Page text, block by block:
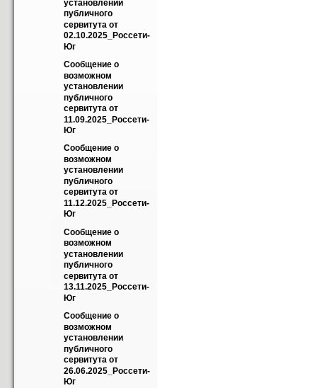
установлении
публичного
сервитута от
02.10.2025_Россети-
Юг
Сообщение о
возможном
установлении
публичного
сервитута от
11.09.2025_Россети-
Юг
Сообщение о
возможном
установлении
публичного
сервитута от
11.12.2025_Россети-
Юг
Сообщение о
возможном
установлении
публичного
сервитута от
13.11.2025_Россети-
Юг
Сообщение о
возможном
установлении
публичного
сервитута от
26.06.2025_Россети-
Юг